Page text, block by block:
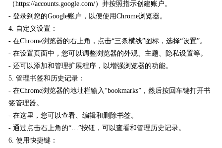
（https://accounts.google.com/）并按照指示创建账户。
- 登录到您的Google账户，以便使用Chrome浏览器。
4. 自定义设置：
- 在Chrome浏览器的右上角，点击“三条横线”图标，选择“设置”。
- 在设置页面中，您可以调整浏览器的外观、主题、隐私设置等。
- 还可以添加和管理扩展程序，以增强浏览器的功能。
5. 管理书签和历史记录：
- 在Chrome浏览器的地址栏输入“bookmarks”，然后按回车键打开书
签管理器。
- 在这里，您可以查看、编辑和删除书签。
- 通过点击右上角的“…”按钮，可以查看和管理历史记录。
6. 使用快捷键：